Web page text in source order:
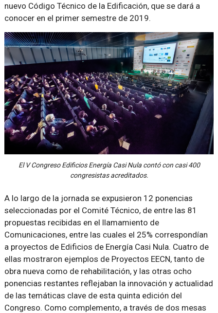
nuevo Código Técnico de la Edificación, que se dará a
conocer en el primer semestre de 2019.
El V Congreso Edificios Energía Casi Nula contó con casi 400
congresistas acreditados.
A lo largo de la jornada se expusieron 12 ponencias
seleccionadas por el Comité Técnico, de entre las 81
propuestas recibidas en el llamamiento de
Comunicaciones, entre las cuales el 25% correspondían
a proyectos de Edificios de Energía Casi Nula. Cuatro de
ellas mostraron ejemplos de Proyectos EECN, tanto de
obra nueva como de rehabilitación, y las otras ocho
ponencias restantes reflejaban la innovación y actualidad
de las temáticas clave de esta quinta edición del
Congreso. Como complemento, a través de dos mesas